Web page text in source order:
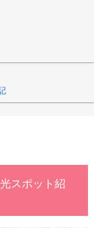
スポット紹